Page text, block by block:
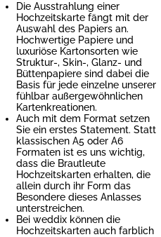
Die Ausstrahlung einer
Hochzeitskarte fängt mit der
Auswahl des Papiers an.
Hochwertige Papiere und
luxuriöse Kartonsorten wie
Struktur-, Skin-, Glanz- und
Büttenpapiere sind dabei die
Basis für jede einzelne unserer
fühlbar außergewöhnlichen
Kartenkreationen.
Auch mit dem Format setzen
Sie ein erstes Statement. Statt
klassischen A5 oder A6
Formaten ist es uns wichtig,
dass die Brautleute
Hochzeitskarten erhalten, die
allein durch ihr Form das
Besondere dieses Anlasses
unterstreichen.
Bei weddix können die
Hochzeitskarten auch farblich